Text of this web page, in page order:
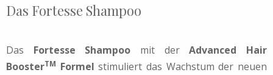
Das Fortesse Shampoo
Das Fortesse Shampoo mit derAdvanced Hair
BoosterTM Formel stimuliert das Wachstum der neuen